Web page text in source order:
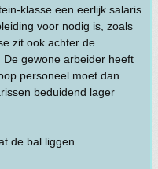
klasse een eerlijk salaris
voor nodig is, zoals
zit ook achter de
gewone arbeider heeft
personeel moet dan
beduidend lager
de bal liggen.